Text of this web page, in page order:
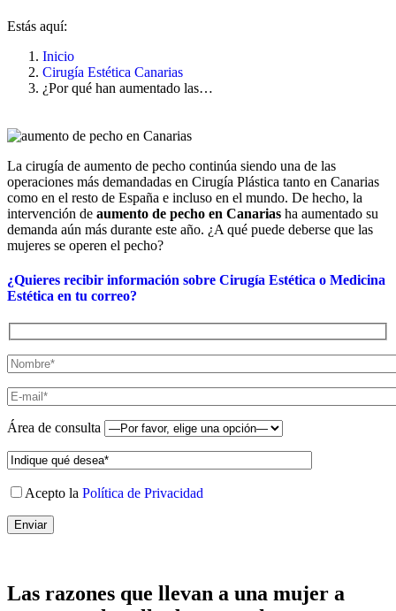
Estás aquí:
Inicio
Cirugía Estética Canarias
¿Por qué han aumentado las…
La cirugía de aumento de pecho continúa siendo una de las
operaciones más demandadas en Cirugía Plástica tanto en Canarias
como en el resto de España e incluso en el mundo. De hecho, la
intervención de aumento de pecho en Canarias ha aumentado su
demanda aún más durante este año. ¿A qué puede deberse que las
mujeres se operen el pecho?
¿Quieres recibir información sobre Cirugía Estética o Medicina
Estética en tu correo?
Área de consulta
Acepto la Política de Privacidad
Las razones que llevan a una mujer a